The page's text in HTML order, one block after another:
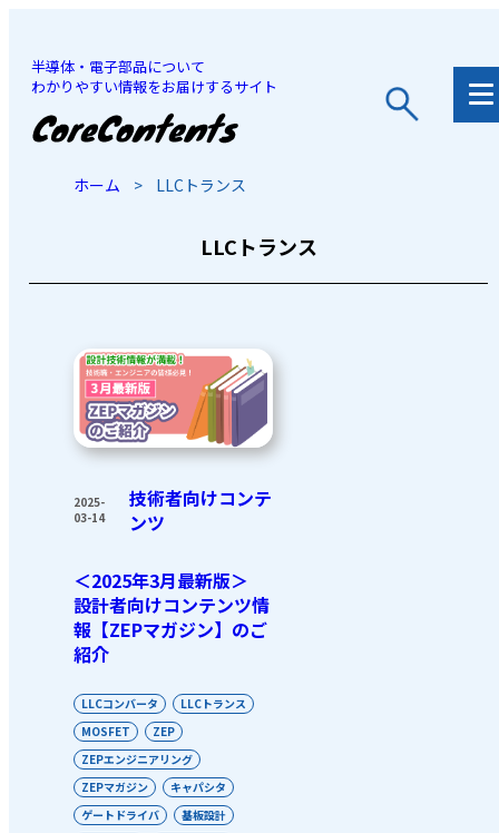
半導体・電子部品について
わかりやすい情報をお届けするサイト
JP
ホーム > LLCトランス
LLCトランス
2025-
03-14
技術者向けコンテ
ンツ
＜2025年3月最新版＞
設計者向けコンテンツ情
報【ZEPマガジン】のご
紹介
LLCコンバータ
LLCトランス
MOSFET
ZEP
ZEPエンジニアリング
ZEPマガジン
キャパシタ
ゲートドライバ
基板設計